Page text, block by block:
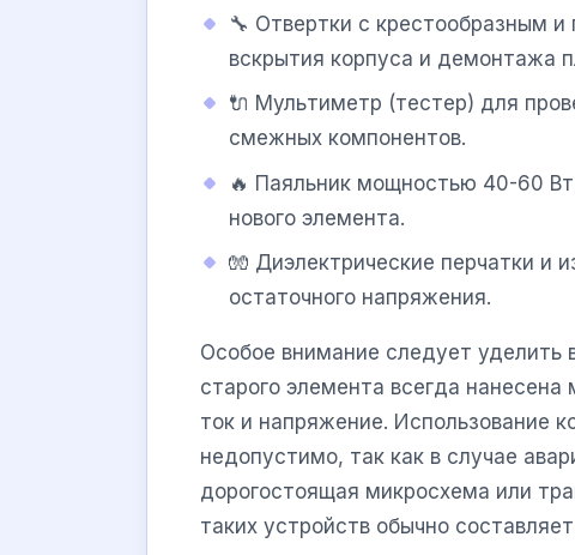
🔧 Отвертки с крестообразным
вскрытия корпуса и демонтажа
🔌 Мультиметр (тестер) для
смежных компонентов.
🔥 Паяльник мощностью 40-60
нового элемента.
🧤 Диэлектрические перчатки и
остаточного напряжения.
Особое внимание следует уделить
старого элемента всегда
ток и напряжение. Использование
недопустимо, так как в случае
дорогостоящая микросхема или
таких устройств обычно составляет